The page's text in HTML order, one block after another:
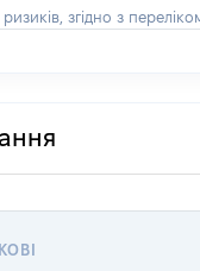
згідно з